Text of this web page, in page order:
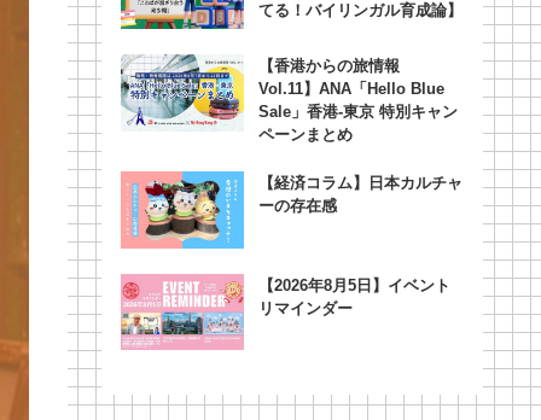
てる！バイリンガル育成論】
【香港からの旅情報
Vol.11】ANA「Hello Blue
Sale」香港‐東京 特別キャン
ペーンまとめ
【経済コラム】日本カルチャ
ーの存在感
【2026年8月5日】イベント
リマインダー